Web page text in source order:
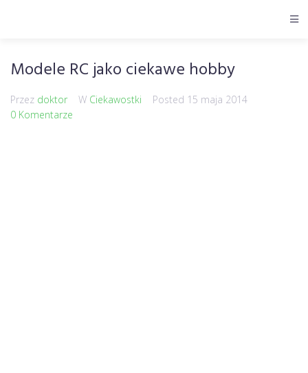
Modele RC jako ciekawe hobby
Przez doktor W Ciekawostki Posted 15 maja 2014
0 Komentarze